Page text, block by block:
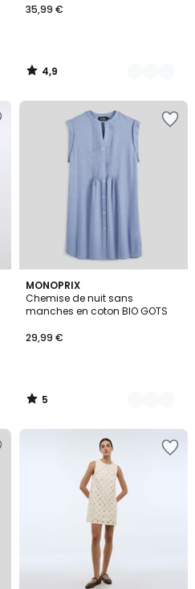
35,99 €
4,9
/
MONOPRIX
Chemise de nuit sans
manches en coton BIO GOTS
29,99 €
5
/
5
2
Couleurs
5
/